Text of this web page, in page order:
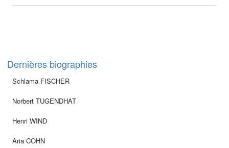
Dernières biographies
Schlama FISCHER
Norbert TUGENDHAT
Henri WIND
Aria COHN